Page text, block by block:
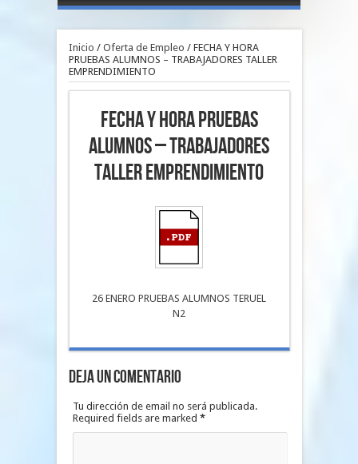
Inicio / Oferta de Empleo / FECHA Y HORA
PRUEBAS ALUMNOS – TRABAJADORES TALLER
EMPRENDIMIENTO
FECHA Y HORA PRUEBAS
ALUMNOS – TRABAJADORES
TALLER EMPRENDIMIENTO
26 ENERO PRUEBAS ALUMNOS TERUEL
N2
Deja un Comentario
Tu dirección de email no será publicada.
Required fields are marked *